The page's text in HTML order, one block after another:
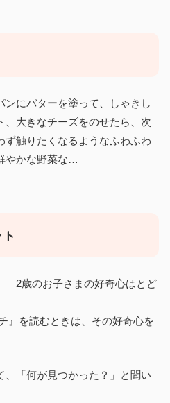
にバターを塗って、しゃきし
、大きなチーズをのせたら、次
触りたくなるようなふわふわ
やかな野菜な…
歳のお子さまの好奇心はとど
』を読むときは、その好奇心を
、「何が見つかった？」と聞い